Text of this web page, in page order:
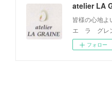
atelier LA
皆様の心地よ
エ ラ グレ
フォロー